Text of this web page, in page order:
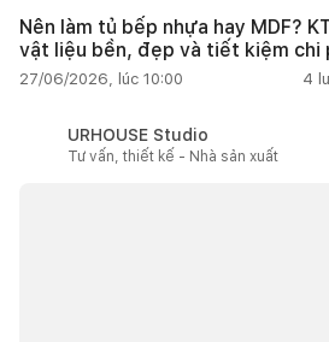
Nên làm tủ bếp nhựa hay MDF?
vật liệu bền, đẹp và tiết kiệm chi
27/06/2026, lúc 10:00 4
URHOUSE Studio
Tư vấn, thiết kế - Nhà sản xuất